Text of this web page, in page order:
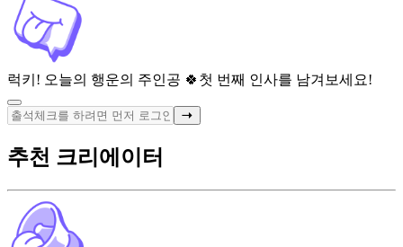
럭키! 오늘의 행운의 주인공 🍀 첫 번째 인사를 남겨보세요!
추천 크리에이터